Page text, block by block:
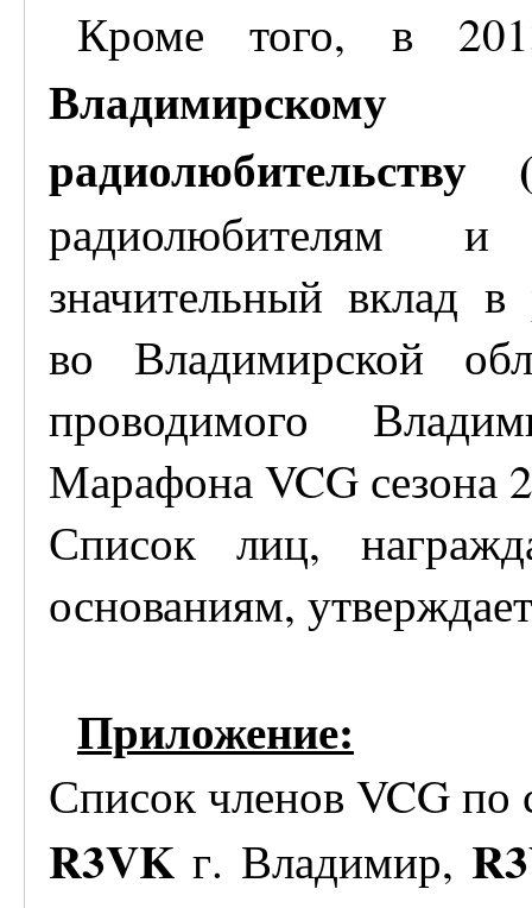
Кроме того, в
радиолюбителям и
значительный вклад в
во Владимирской
проводимого
Марафона VCG сезона
Список лиц,
основаниям,
Приложение:
Список членов VCG по
R3VK г. Владимир,